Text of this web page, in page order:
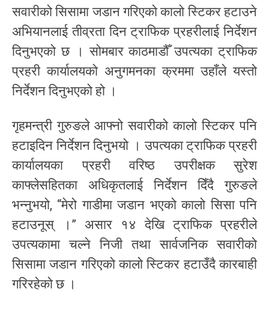
सवारीको सिसामा जडान गरिएको कालो स्टिकर हटाउने
अभियानलाई तीव्रता दिन ट्राफिक प्रहरीलाई निर्देशन
दिनुभएको छ । सोमबार काठमाडौँ उपत्यका ट्राफिक
प्रहरी कार्यालयको अनुगमनका क्रममा उहाँले यस्तो
निर्देशन दिनुभएको हो ।
गृहमन्त्री गुरुङले आफ्नो सवारीको कालो स्टिकर पनि
हटाइदिन निर्देशन दिनुभयो । उपत्यका ट्राफिक प्रहरी
कार्यालयका प्रहरी वरिष्ठ उपरीक्षक सुरेश
काफ्लेसहितका अधिकृतलाई निर्देशन दिँदै गुरुङले
भन्नुभयो, “मेरो गाडीमा जडान भएको कालो सिसा पनि
हटाउनूस् ।” असार १४ देखि ट्राफिक प्रहरीले
उपत्यकामा चल्ने निजी तथा सार्वजनिक सवारीको
सिसामा जडान गरिएको कालो स्टिकर हटाउँदै कारबाही
गरिरहेको छ ।